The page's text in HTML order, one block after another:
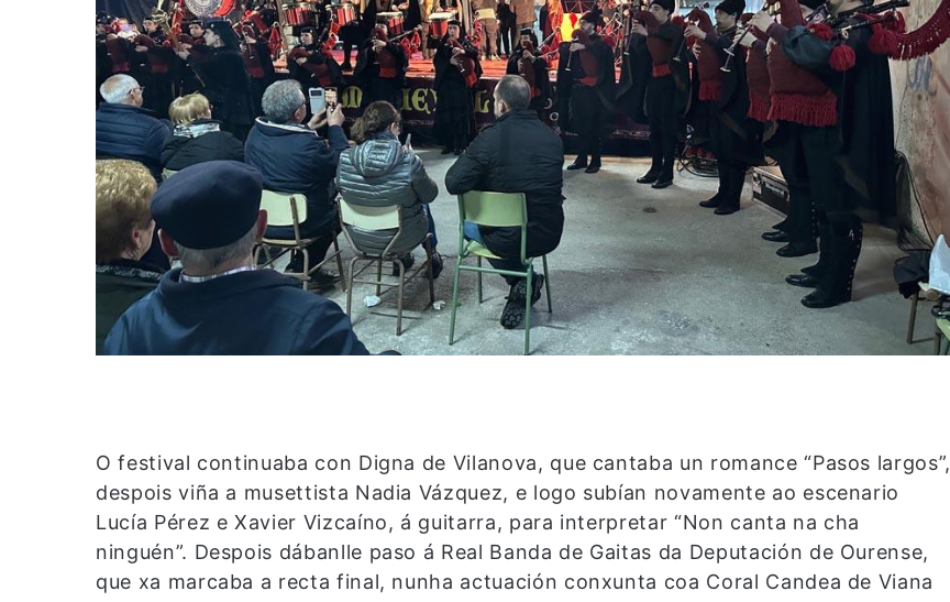
O festival continuaba con Digna de Vilanova, que cantaba un romance “Pasos largos”,
despois viña a musettista Nadia Vázquez, e logo subían novamente ao escenario
Lucía Pérez e Xavier Vizcaíno, á guitarra, para interpretar “Non canta na cha
ninguén”. Despois dábanlle paso á Real Banda de Gaitas da Deputación de Ourense,
que xa marcaba a recta final, nunha actuación conxunta coa Coral Candea de Viana